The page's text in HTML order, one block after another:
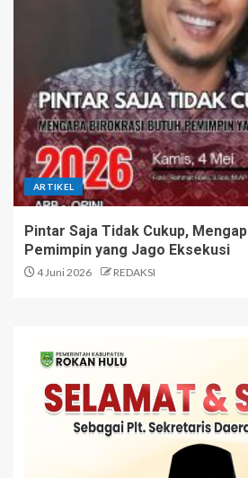
ARTIKEL
Pintar Saja Tidak Cukup,
Pemimpin yang Jago Eksekusi
4 Juni 2026 REDAKSI